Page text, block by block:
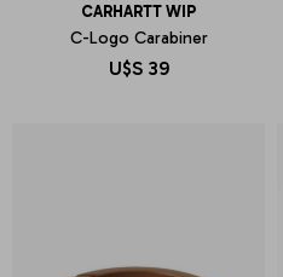
CARHARTT WIP
C-Logo Carabiner
U$S 39